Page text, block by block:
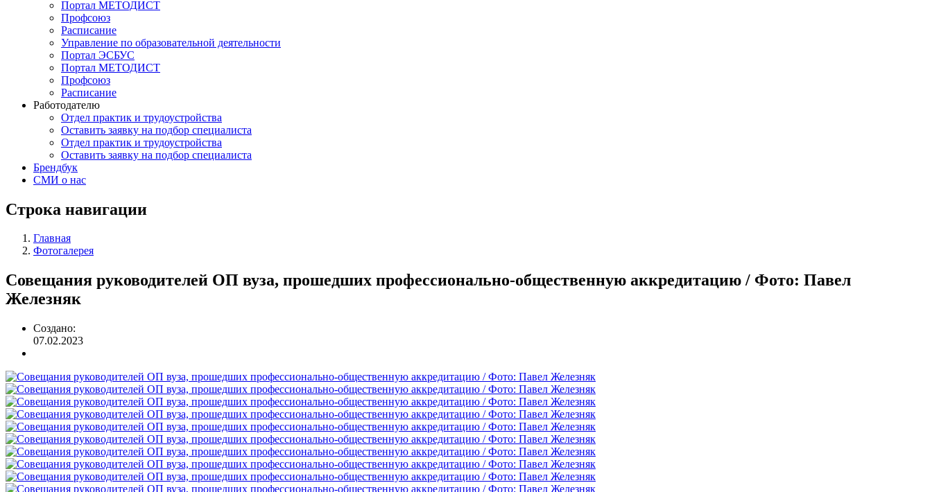
Портал МЕТОДИСТ
Профсоюз
Расписание
Управление по образовательной деятельности
Портал ЭСБУС
Портал МЕТОДИСТ
Профсоюз
Расписание
Работодателю
Отдел практик и трудоустройства
Оставить заявку на подбор специалиста
Отдел практик и трудоустройства
Оставить заявку на подбор специалиста
Брендбук
СМИ о нас
Строка навигации
Главная
Фотогалерея
Совещания руководителей ОП вуза, прошедших профессионально-общественную аккредитацию / Фото: Павел
Железняк
Создано:
07.02.2023